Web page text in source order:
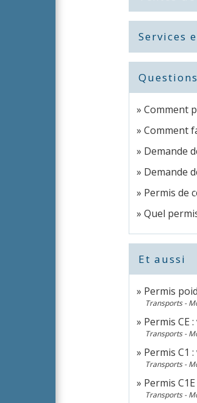
Services
Comment
Comment
Demande
Demande
Permis de
Quel
Et aussi
Permis
Transports -
Permis CE
Transports -
Permis C1
Transports -
Permis
Transports -